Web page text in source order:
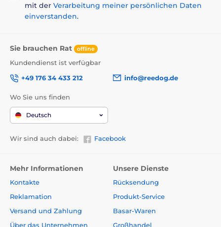
mit der Verarbeitung meiner persönlichen Daten
einverstanden.
Sie brauchen Rat offline
Kundendienst ist verfügbar
+49 176 34 433 212
info@reedog.de
Wo Sie uns finden
Deutsch
Wir sind auch dabei: Facebook
Mehr Informationen
Kontakte
Reklamation
Versand und Zahlung
Über das Unternehmen
Unsere Dienste
Rücksendung
Produkt-Service
Basar-Waren
Großhandel